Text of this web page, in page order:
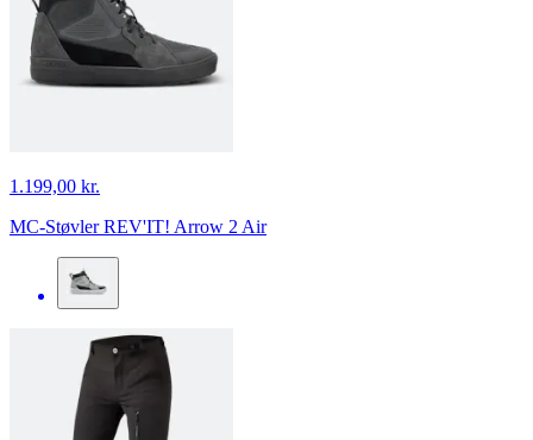
1.199,00 kr.
MC-Støvler REV'IT! Arrow 2 Air